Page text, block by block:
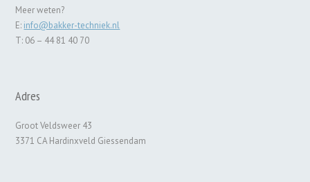
Meer weten?
E: info@bakker-techniek.nl
T: 06 – 44 81 40 70
Adres
Groot Veldsweer 43
3371 CA Hardinxveld Giessendam